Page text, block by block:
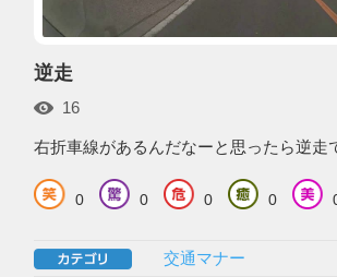
逆走
16
右折車線があるんだなーと思ったら逆走
0 0 0 0
交通マナー